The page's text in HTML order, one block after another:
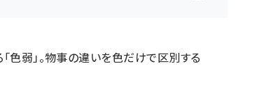
弱」。物事の違いを色だけで区別する